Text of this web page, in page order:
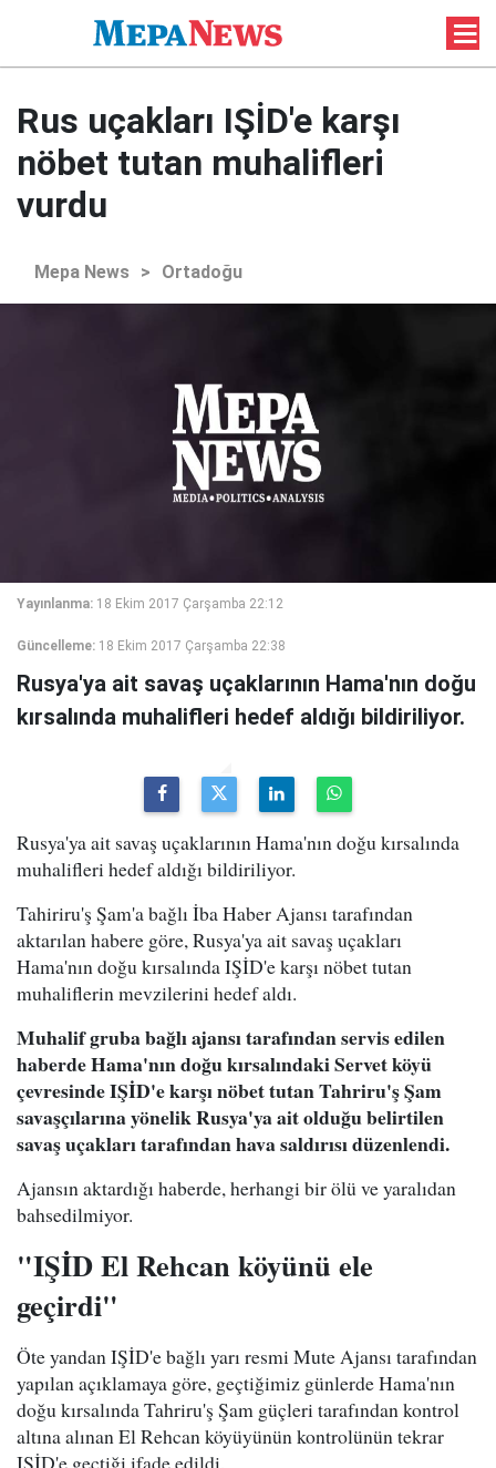
Rus uçakları IŞİD'e karşı
nöbet tutan muhalifleri
vurdu
Mepa News > Ortadoğu
Yayınlanma: 18 Ekim 2017 Çarşamba 22:12
Güncelleme: 18 Ekim 2017 Çarşamba 22:38
Rusya'ya ait savaş uçaklarının Hama'nın doğu
kırsalında muhalifleri hedef aldığı bildiriliyor.
Rusya'ya ait savaş uçaklarının Hama'nın doğu kırsalında
muhalifleri hedef aldığı bildiriliyor.
Tahiriru'ş Şam'a bağlı İba Haber Ajansı tarafından
aktarılan habere göre, Rusya'ya ait savaş uçakları
Hama'nın doğu kırsalında IŞİD'e karşı nöbet tutan
muhaliflerin mevzilerini hedef aldı.
Muhalif gruba bağlı ajansı tarafından servis edilen
haberde Hama'nın doğu kırsalındaki Servet köyü
çevresinde IŞİD'e karşı nöbet tutan Tahriru'ş Şam
savaşçılarına yönelik Rusya'ya ait olduğu belirtilen
savaş uçakları tarafından hava saldırısı düzenlendi.
Ajansın aktardığı haberde, herhangi bir ölü ve yaralıdan
bahsedilmiyor.
"IŞİD El Rehcan köyünü ele
geçirdi"
Öte yandan IŞİD'e bağlı yarı resmi Mute Ajansı tarafından
yapılan açıklamaya göre, geçtiğimiz günlerde Hama'nın
doğu kırsalında Tahriru'ş Şam güçleri tarafından kontrol
altına alınan El Rehcan köyüyünün kontrolünün tekrar
IŞİD'e geçtiği ifade edildi.